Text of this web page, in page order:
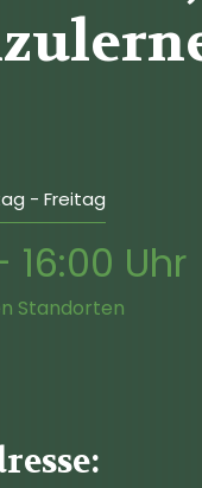
- Freitag
Uhr
Standorten